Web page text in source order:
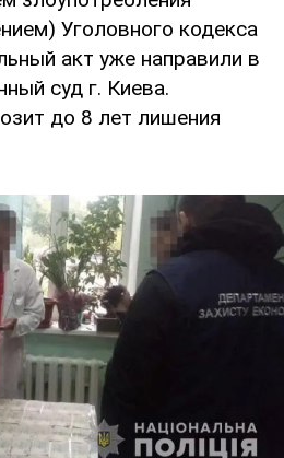
Уголовного кодекса
акт уже направили в
суд г. Киева.
до 8 лет лишения